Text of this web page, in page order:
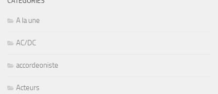
A la une
AC/DC
accordeoniste
Acteurs